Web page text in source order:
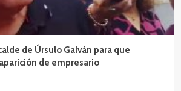
de Úrsulo Galván para que
de empresario